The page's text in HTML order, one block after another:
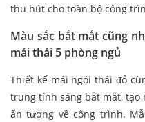
thu hút cho toàn bộ công
Màu sắc bắt mắt cũng
mái thái 5 phòng ngủ
Thiết kế mái ngói thái đỏ
trung tính sáng bắt mắt, tạo
ấn tượng về công trình.